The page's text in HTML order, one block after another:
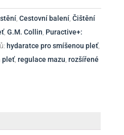
, Cestovní balení, Čištění
, G.M. Collin, Puractive+:
hydaratce pro smíšenou pleť,
pleť, regulace mazu, rozšířené